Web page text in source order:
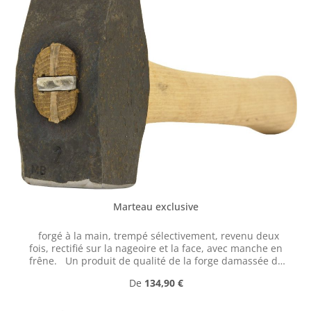
Marteau exclusive
forgé à la main, trempé sélectivement, revenu deux
fois, rectifié sur la nageoire et la face, avec manche en
frêne. Un produit de qualité de la forge damassée de
forme libre sans matrice et fabriqués en acier à outils de
Prix régulier :
De 134,90 €